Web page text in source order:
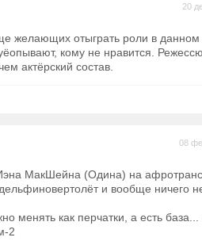
20
желающих отыграть роли в данном
уёопывают, кому не нравится.
актёрский состав.
08
МакШейна (Одина) на
и вообще ничего
менять как перчатки, а есть база...
2